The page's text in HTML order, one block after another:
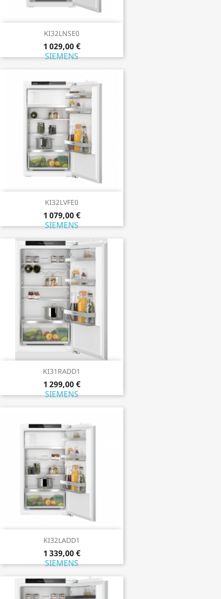
KI32LNSE0
1 029,00 €
SIEMENS
KI32LVFE0
1 079,00 €
SIEMENS
KI31RADD1
1 299,00 €
SIEMENS
KI32LADD1
1 339,00 €
SIEMENS